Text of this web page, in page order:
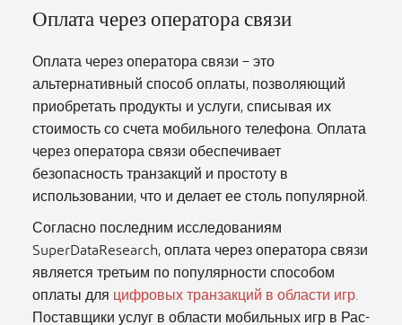
Оплата через оператора связи
Оплата через оператора связи – это
альтернативный способ оплаты, позволяющий
приобретать продукты и услуги, списывая их
стоимость со счета мобильного телефона. Оплата
через оператора связи обеспечивает
безопасность транзакций и простоту в
использовании, что и делает ее столь популярной.
Согласно последним исследованиям
SuperDataResearch, оплата через оператора связи
является третьим по популярности способом
оплаты дляцифровых транзакций в области игр.
Поставщики услуг в области мобильных игр в Рас-